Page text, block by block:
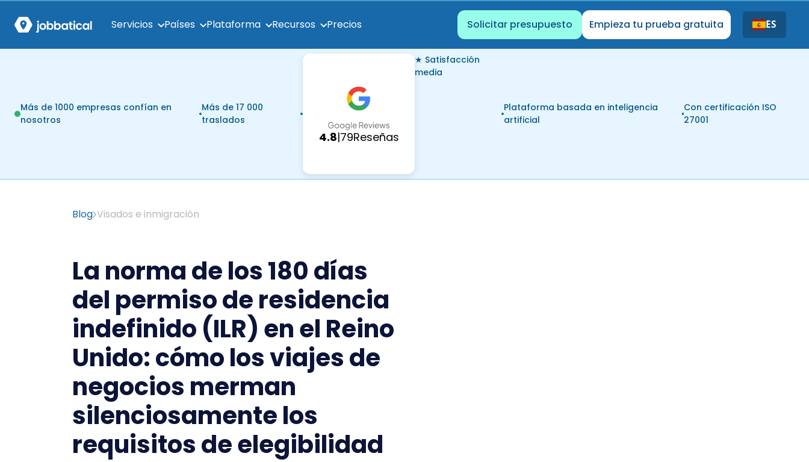
Servicios Países Plataforma Recursos Precios Solicitar presupuesto Empieza tu prueba gratuita ES
Más de 1000 empresas confían en
nosotros
Más de 17 000
traslados
4.8|79Reseñas
★ Satisfacción
media
Plataforma basada en inteligencia
artificial
Con certificación ISO
27001
Blog Visados e inmigración
La norma de los 180 días
del permiso de residencia
indefinido (ILR) en el Reino
Unido: cómo los viajes de
negocios merman
silenciosamente los
requisitos de elegibilidad